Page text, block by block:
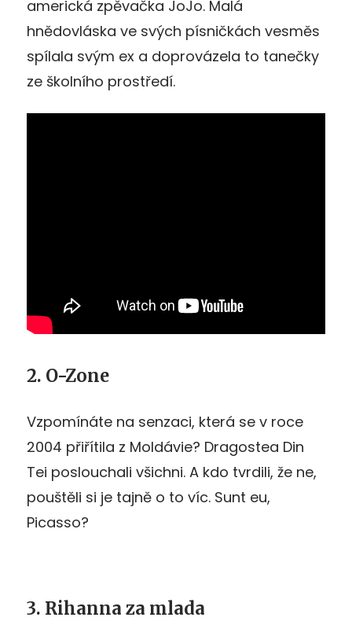
americká zpěvačka JoJo. Malá
hnědovláska ve svých písničkách vesměs
spílala svým ex a doprovázela to tanečky
ze školního prostředí.
2. O-Zone
Vzpomínáte na senzaci, která se v roce
2004 přiřítila z Moldávie? Dragostea Din
Tei poslouchali všichni. A kdo tvrdili, že ne,
pouštěli si je tajně o to víc. Sunt eu,
Picasso?
3. Rihanna za mlada